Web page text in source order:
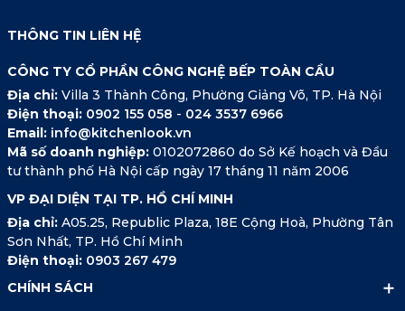
THÔNG TIN LIÊN HỆ
CÔNG TY CỔ PHẦN CÔNG NGHỆ BẾP TOÀN CẦU
Địa chỉ: Villa 3 Thành Công, Phường Giảng Võ, TP. Hà Nội
Điện thoại: 0902 155 058 - 024 3537 6966
Email: info@kitchenlook.vn
Mã số doanh nghiệp:0102072860 do Sở Kế hoạch và Đầu
tư thành phố Hà Nội cấp ngày 17 tháng 11 năm 2006
VP ĐẠI DIỆN TẠI TP. HỒ CHÍ MINH
Địa chỉ: A05.25, Republic Plaza, 18E Cộng Hoà, Phường Tân
Sơn Nhất, TP. Hồ Chí Minh
Điện thoại: 0903 267 479
CHÍNH SÁCH